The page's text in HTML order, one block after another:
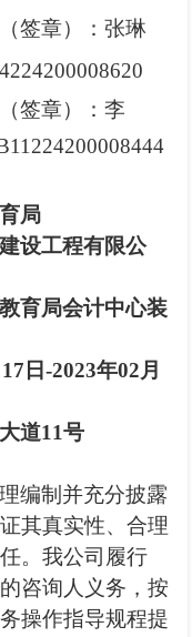
）：张琳
签章）：李
局
设工程有限公
教育局会计中心装
17日-2023年02月
道11号
编制并充分披露
其真实性、合理
。我公司履行
咨询人义务，按
操作指导规程提